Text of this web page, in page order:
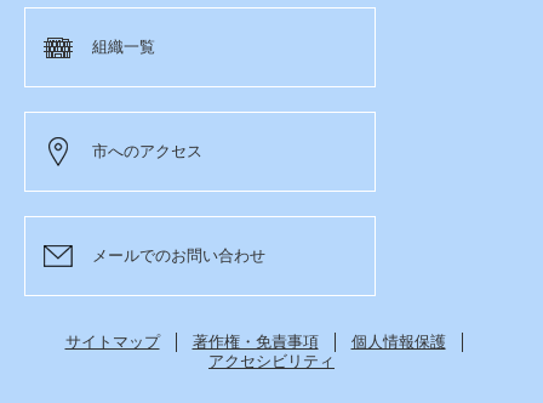
組織一覧
市へのアクセス
メールでのお問い合わせ
サイトマップ 著作権・免責事項
個人情報保護
アクセシビリティ